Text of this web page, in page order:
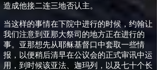
造成他接二连三地否认主。
当这样的事情在下院中进行的时候，约翰让
我们注意到亚那大祭司的地方正在进行的
事。亚那想先从耶稣基督口中套取一些情
报，以便稍后清早在公议会的正式审讯中运
用 ，到时候该亚法、迦玛列，以及七十个长